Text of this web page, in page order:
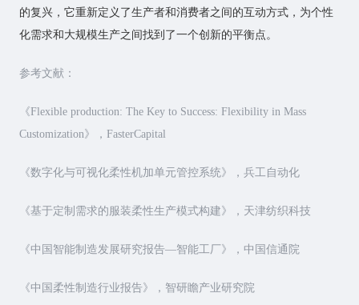
的复兴，它重新定义了生产者和消费者之间的互动方式，为个性
化需求和大规模生产之间找到了一个创新的平衡点。
参考文献：
《Flexible production: The Key to Success: Flexibility in Mass
Customization》，FasterCapital
《数字化与可视化柔性机加单元管控系统》，兵工自动化
《基于定制需求的服装柔性生产模式构建》，天津纺织科技
《中国智能制造发展研究报告—智能工厂》， 中国信通院
《中国柔性制造行业报告》，智研瞻产业研究院